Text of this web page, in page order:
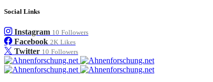
Social Links
Instagram 10 Followers
Facebook 2K Likes
Twitter 10 Followers